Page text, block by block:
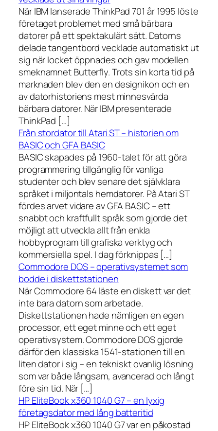
När IBM lanserade ThinkPad 701 år 1995 löste
företaget problemet med små bärbara
datorer på ett spektakulärt sätt. Datorns
delade tangentbord vecklade automatiskt ut
sig när locket öppnades och gav modellen
smeknamnet Butterfly. Trots sin korta tid på
marknaden blev den en designikon och en
av datorhistoriens mest minnesvärda
bärbara datorer. När IBM presenterade
ThinkPad […]
Från stordator till Atari ST – historien om
BASIC och GFA BASIC
BASIC skapades på 1960-talet för att göra
programmering tillgänglig för vanliga
studenter och blev senare det självklara
språket i miljontals hemdatorer. På Atari ST
fördes arvet vidare av GFA BASIC – ett
snabbt och kraftfullt språk som gjorde det
möjligt att utveckla allt från enkla
hobbyprogram till grafiska verktyg och
kommersiella spel. I dag förknippas […]
Commodore DOS – operativsystemet som
bodde i diskettstationen
När Commodore 64 läste en diskett var det
inte bara datorn som arbetade.
Diskettstationen hade nämligen en egen
processor, ett eget minne och ett eget
operativsystem. Commodore DOS gjorde
därför den klassiska 1541-stationen till en
liten dator i sig – en tekniskt ovanlig lösning
som var både långsam, avancerad och långt
före sin tid. När […]
HP EliteBook x360 1040 G7 – en lyxig
företagsdator med lång batteritid
HP EliteBook x360 1040 G7 var en påkostad